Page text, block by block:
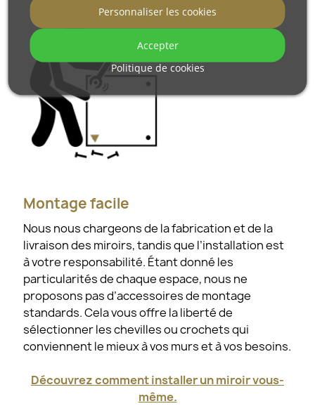
Montage facile
Nous nous chargeons de la fabrication et de la
livraison des miroirs, tandis que l’installation est
à votre responsabilité. Étant donné les
particularités de chaque espace, nous ne
proposons pas d’accessoires de montage
standards. Cela vous offre la liberté de
sélectionner les chevilles ou crochets qui
conviennent le mieux à vos murs et à vos besoins.
Découvrez comment installer un miroir vous-
même.
Politique de cookies
Personnaliser les cookies
Accepter